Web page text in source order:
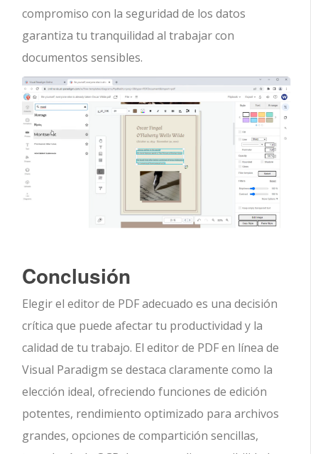
compromiso con la seguridad de los datos
garantiza tu tranquilidad al trabajar con
documentos sensibles.
Conclusión
Elegir el editor de PDF adecuado es una decisión
crítica que puede afectar tu productividad y la
calidad de tu trabajo. El editor de PDF en línea de
Visual Paradigm se destaca claramente como la
elección ideal, ofreciendo funciones de edición
potentes, rendimiento optimizado para archivos
grandes, opciones de compartición sencillas,